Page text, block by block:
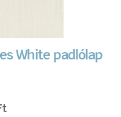
White padlólap